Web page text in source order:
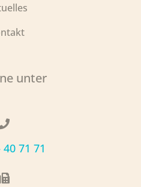
unter
71 71